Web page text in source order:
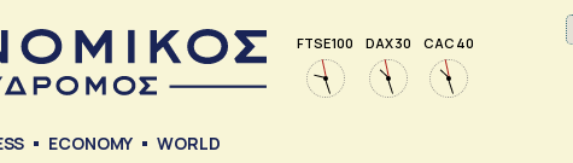
FTSE 100 DAX 30 CAC 40
ECONOMY WORLD